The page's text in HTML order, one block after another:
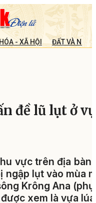
- XÃ HỘI ĐẤT VÀ
đề lũ lụt ở
vực trên địa bàn
lụt vào mùa
Krông Ana
xem là vựa